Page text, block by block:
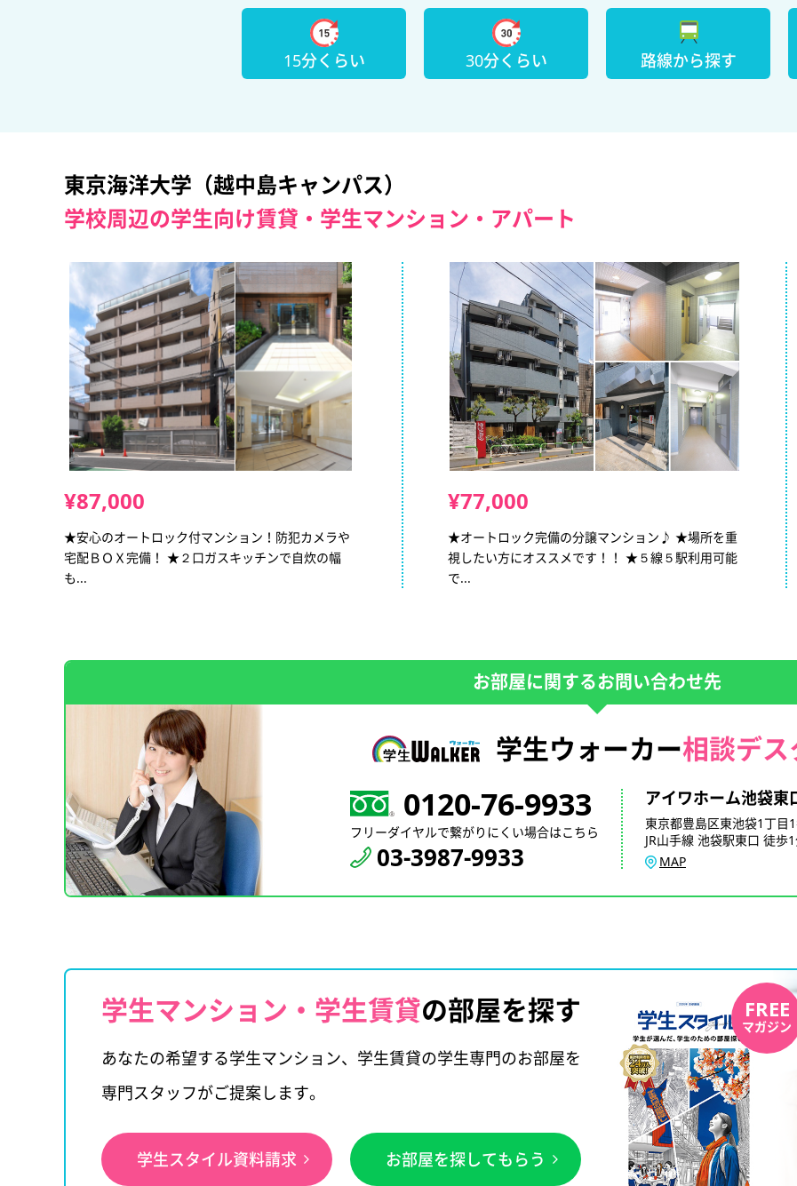
15分くらい 30分くらい 路線から探す
東京海洋大学（越中島キャンパス）
学校周辺の学生向け賃貸・学生マンション・アパート
¥87,000
★安心のオートロック付マンション！防犯カメラや
宅配ＢＯＸ完備！ ★２口ガスキッチンで自炊の幅
も...
¥77,000
★オートロック完備の分譲マンション♪ ★場所を重
視したい方にオススメです！！ ★５線５駅利用可能
で...
お部屋に関するお問い合わせ先
学生ウォーカー相談デス
0120-76-9933
フリーダイヤルで繋がりにくい場合はこちら
03-3987-9933
アイワホーム池袋東
東京都豊島区東池袋1丁目
JR山手線 池袋駅東口 徒歩
MAP
FREE
マガジン
学生マンション・学生賃貸の部屋を探す
あなたの希望する学生マンション、学生賃貸の学生専門のお部屋を
専門スタッフがご提案します。
学生スタイル資料請求 お部屋を探してもらう